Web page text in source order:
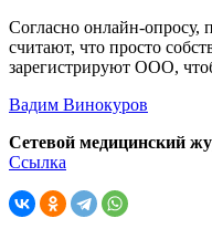
Согласно онлайн-опросу,
считают, что просто
зарегистрируют ООО,
Вадим Винокуров
Сетевой медицинский
Ссылка